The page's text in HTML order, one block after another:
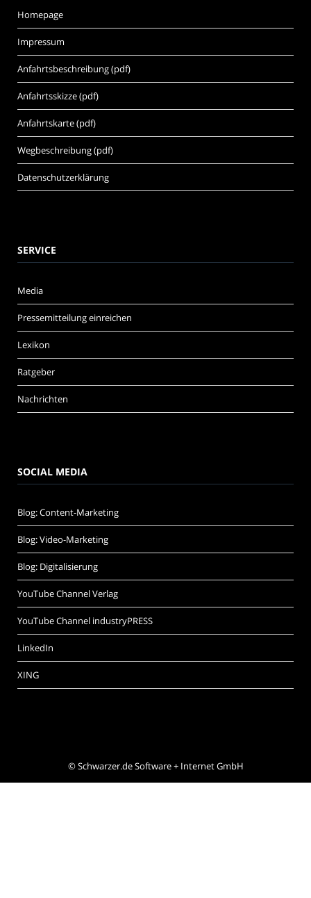
Homepage
Impressum
Anfahrtsbeschreibung (pdf)
Anfahrtsskizze (pdf)
Anfahrtskarte (pdf)
Wegbeschreibung (pdf)
Datenschutzerklärung
SERVICE
Media
Pressemitteilung einreichen
Lexikon
Ratgeber
Nachrichten
SOCIAL MEDIA
Blog: Content-Marketing
Blog: Video-Marketing
Blog: Digitalisierung
YouTube Channel Verlag
YouTube Channel industryPRESS
LinkedIn
XING
©Schwarzer.de Software + Internet GmbH